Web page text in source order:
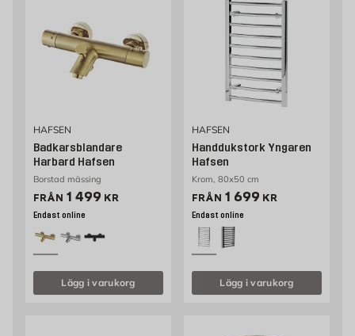
HAFSEN
Badkarsblandare
Harbard Hafsen
Borstad mässing
FRÅN Pris 1499 kr
1 499 KR
Endast online
Lägg i varukorg
HAFSEN
Handdukstork Yngaren
Hafsen
Krom, 80x50 cm
FRÅN Pris 1699 kr
1 699 KR
Endast online
Lägg i varukorg